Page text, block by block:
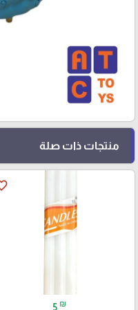
منتجات ذات صلة
5 ₪